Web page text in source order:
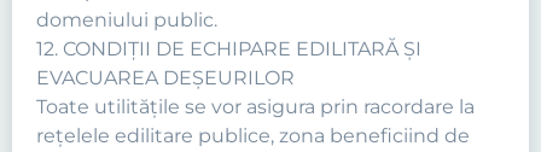
domeniului public.
12. CONDIŢII DE ECHIPARE EDILITARĂ ŞI
EVACUAREA DEŞEURILOR
Toate utilităţile se vor asigura prin racordare la
reţelele edilitare publice, zona beneficiind de